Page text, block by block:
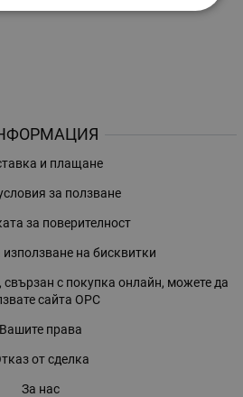
и плащане
за ползване
за поверителност
на бисквитки
с покупка онлайн, можете да
сайта ОРС
Вашите права
от сделка
За нас